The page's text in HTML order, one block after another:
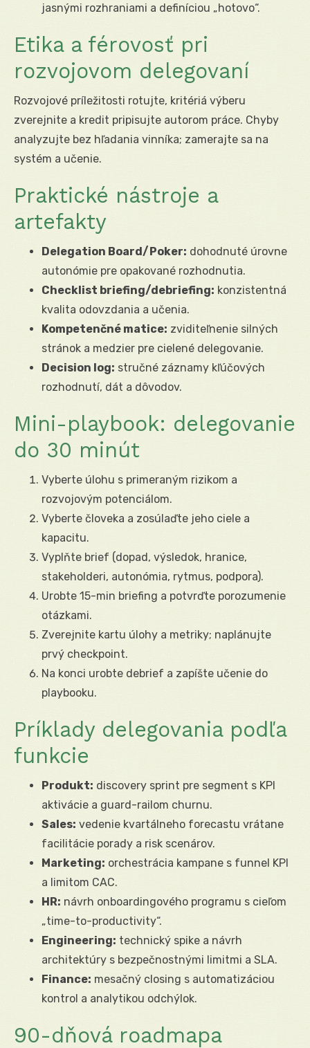
jasnými rozhraniami a definíciou „hotovo“.
Etika a férovosť pri
rozvojovom delegovaní
Rozvojové príležitosti rotujte, kritériá výberu
zverejnite a kredit pripisujte autorom práce. Chyby
analyzujte bez hľadania vinníka; zamerajte sa na
systém a učenie.
Praktické nástroje a
artefakty
Delegation Board/Poker: dohodnuté úrovne
autonómie pre opakované rozhodnutia.
Checklist briefing/debriefing: konzistentná
kvalita odovzdania a učenia.
Kompetenčné matice: zviditeľnenie silných
stránok a medzier pre cielené delegovanie.
Decision log: stručné záznamy kľúčových
rozhodnutí, dát a dôvodov.
Mini-playbook: delegovanie
do 30 minút
Vyberte úlohu s primeraným rizikom a
rozvojovým potenciálom.
Vyberte človeka a zosúlaďte jeho ciele a
kapacitu.
Vyplňte brief (dopad, výsledok, hranice,
stakeholderi, autonómia, rytmus, podpora).
Urobte 15-min briefing a potvrďte porozumenie
otázkami.
Zverejnite kartu úlohy a metriky; naplánujte
prvý checkpoint.
Na konci urobte debrief a zapíšte učenie do
playbooku.
Príklady delegovania podľa
funkcie
Produkt: discovery sprint pre segment s KPI
aktivácie a guard-railom churnu.
Sales: vedenie kvartálneho forecastu vrátane
facilitácie porady a risk scenárov.
Marketing: orchestrácia kampane s funnel KPI
a limitom CAC.
HR: návrh onboardingového programu s cieľom
„time-to-productivity“.
Engineering: technický spike a návrh
architektúry s bezpečnostnými limitmi a SLA.
Finance: mesačný closing s automatizáciou
kontrol a analytikou odchýlok.
90-dňová roadmapa